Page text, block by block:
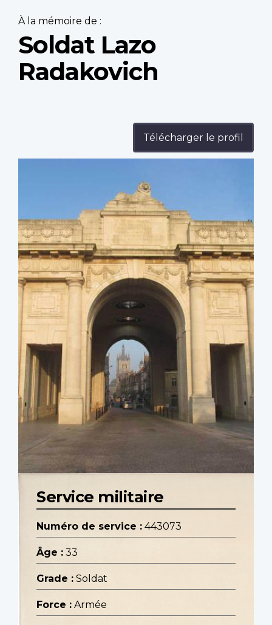
À la mémoire de :
Soldat Lazo
Radakovich
Télécharger le profil
Service militaire
Numéro de service : 443073
Âge : 33
Grade : Soldat
Force : Armée